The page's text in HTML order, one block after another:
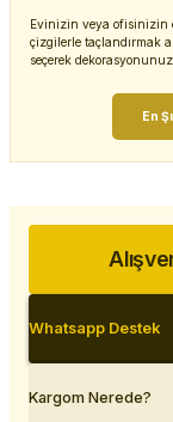
Evinizin veya ofisinizin
çizgilerle taçlandırmak
seçerek
En
Whatsapp Destek
Kargom Nerede?